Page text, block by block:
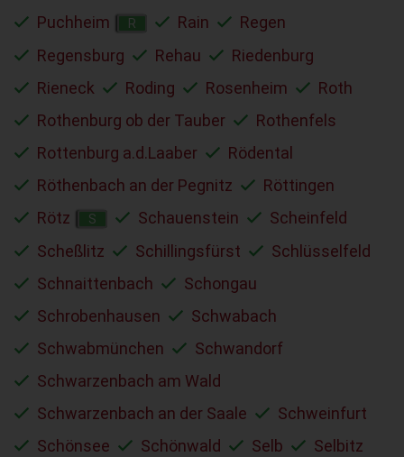
Puchheim
R Rain
Regen
Regensburg
Rehau
Riedenburg
Rieneck
Roding Rosenheim
Roth
Rothenburg ob der Tauber
Rothenfels
Rottenburg a.d.Laaber
Rödental
Röthenbach an der Pegnitz
Röttingen
Rötz
S Schauenstein
Scheinfeld
Scheßlitz
Schillingsfürst
Schlüsselfeld
Schnaittenbach
Schongau
Schrobenhausen
Schwabach
Schwabmünchen
Schwandorf
Schwarzenbach am Wald
Schwarzenbach an der Saale
Schweinfurt
Schönsee
Schönwald Selb
Selbitz